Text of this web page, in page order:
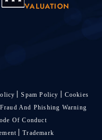
VALUATION
Spam Policy
Cookies
And Phishing Warning
Of Conduct
Trademark